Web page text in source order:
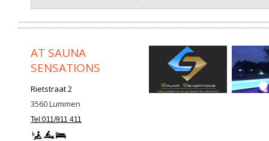
AT SAUNA
SENSATIONS
Rietstraat 2
3560Lummen
Tel:011/911 411